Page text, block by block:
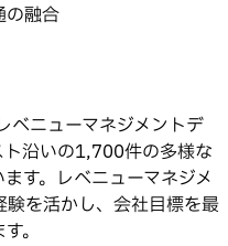
の融合
ニューマネジメントデ
ト沿いの1,700件の多様な
す。レベニューマネジメ
を活かし、会社目標を最
。